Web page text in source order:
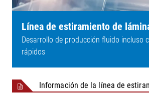
Línea de estiramiento de
Desarrollo de producción fluido incluso
rápidos
Información de la línea de